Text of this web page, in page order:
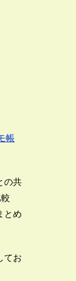
帳
の共
とめ
てお